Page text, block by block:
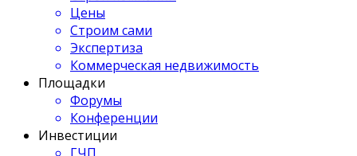
Цены
Строим сами
Экспертиза
Коммерческая недвижимость
Площадки
Форумы
Конференции
Инвестиции